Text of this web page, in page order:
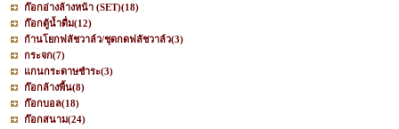
ก๊อกอ่างล้างหน้า (SET)(18)
ก๊อกตู้น้ำดื่ม(12)
ก้านโยกฟลัชวาล์ว/ชุดกดฟลัชวาล์ว(3)
กระจก(7)
แกนกระดาษชำระ(3)
ก๊อกล้างพื้น(8)
ก๊อกบอล(18)
ก๊อกสนาม(24)